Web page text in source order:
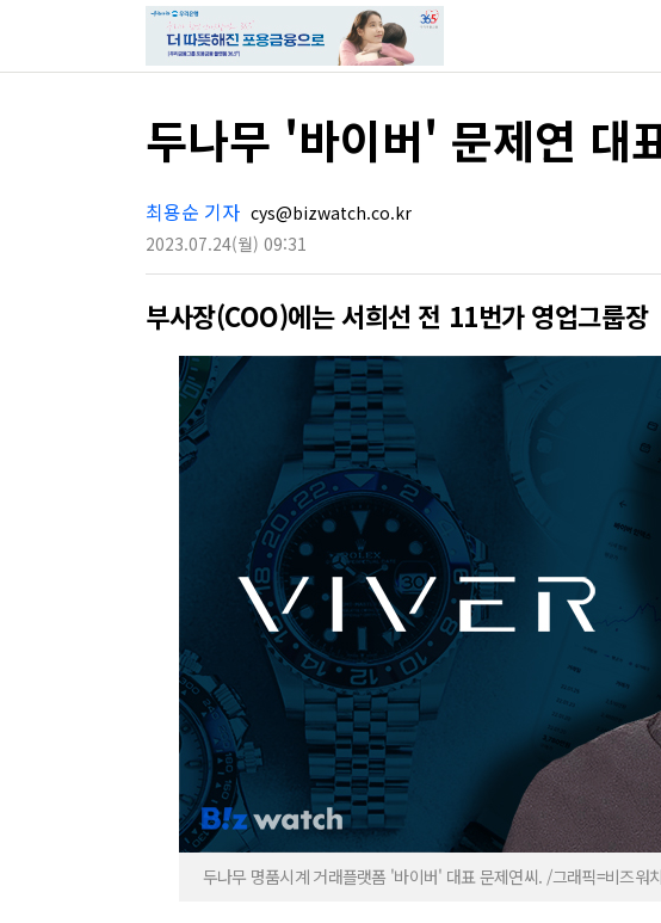
두나무 '바이버' 문제연
최용순 기자 cys@bizwatch.co.kr
2023.07.24(월) 09:31
부사장(COO)에는 서희선 전 11번가 영업그룹장
두나무 명품시계 거래플랫폼 '바이버' 대표 문제연씨. /그래픽=비즈워치